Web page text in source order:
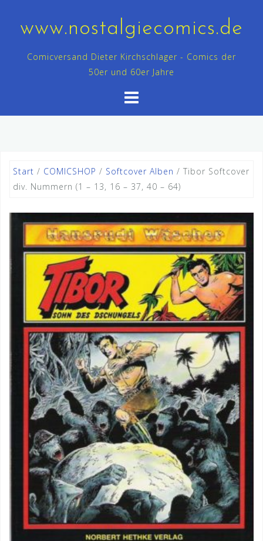
contentwww.nostalgiecomics.de
Comicversand Dieter Kirchschlager - Comics der
50er und 60er Jahre
Start / COMICSHOP / Softcover Alben / Tibor Softcover
div. Nummern (1 – 13, 16 – 37, 40 – 64)